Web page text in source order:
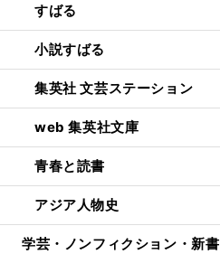
すばる
小説すばる
集英社 文芸ステーション
web 集英社文庫
青春と読書
アジア人物史
学芸・ノンフィクション・新書